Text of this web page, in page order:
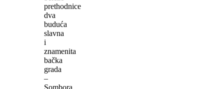
prethodnice
dva
buduća
slavna
i
znamenita
bačka
grada
–